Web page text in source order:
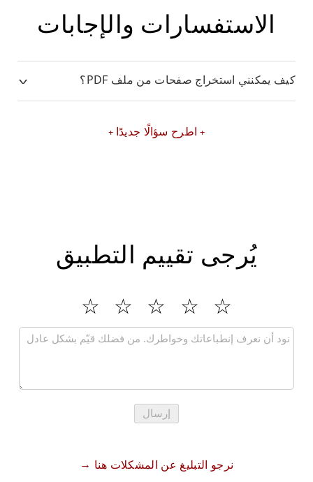
الاستفسارات والإجابات
كيف يمكنني استخراج صفحات من ملف PDF؟
اطرح سؤالًا جديدًا
يُرجى تقييم التطبيق
إرسال
نرجو التبليغ عن المشكلات هنا